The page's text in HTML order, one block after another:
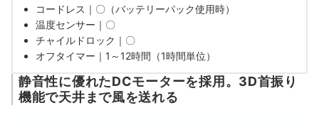
コードレス｜〇（バッテリーパック使用時）
温度センサー｜〇
チャイルドロック｜〇
オフタイマー｜1～12時間（1時間単位）
静音性に優れたDCモーターを採用。3D首振り
機能で天井まで風を送れる